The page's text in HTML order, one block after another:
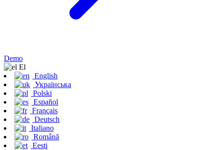
Demo
Εl
English
Українська
Polski
Español
Français
Deutsch
Italiano
Română
Eesti